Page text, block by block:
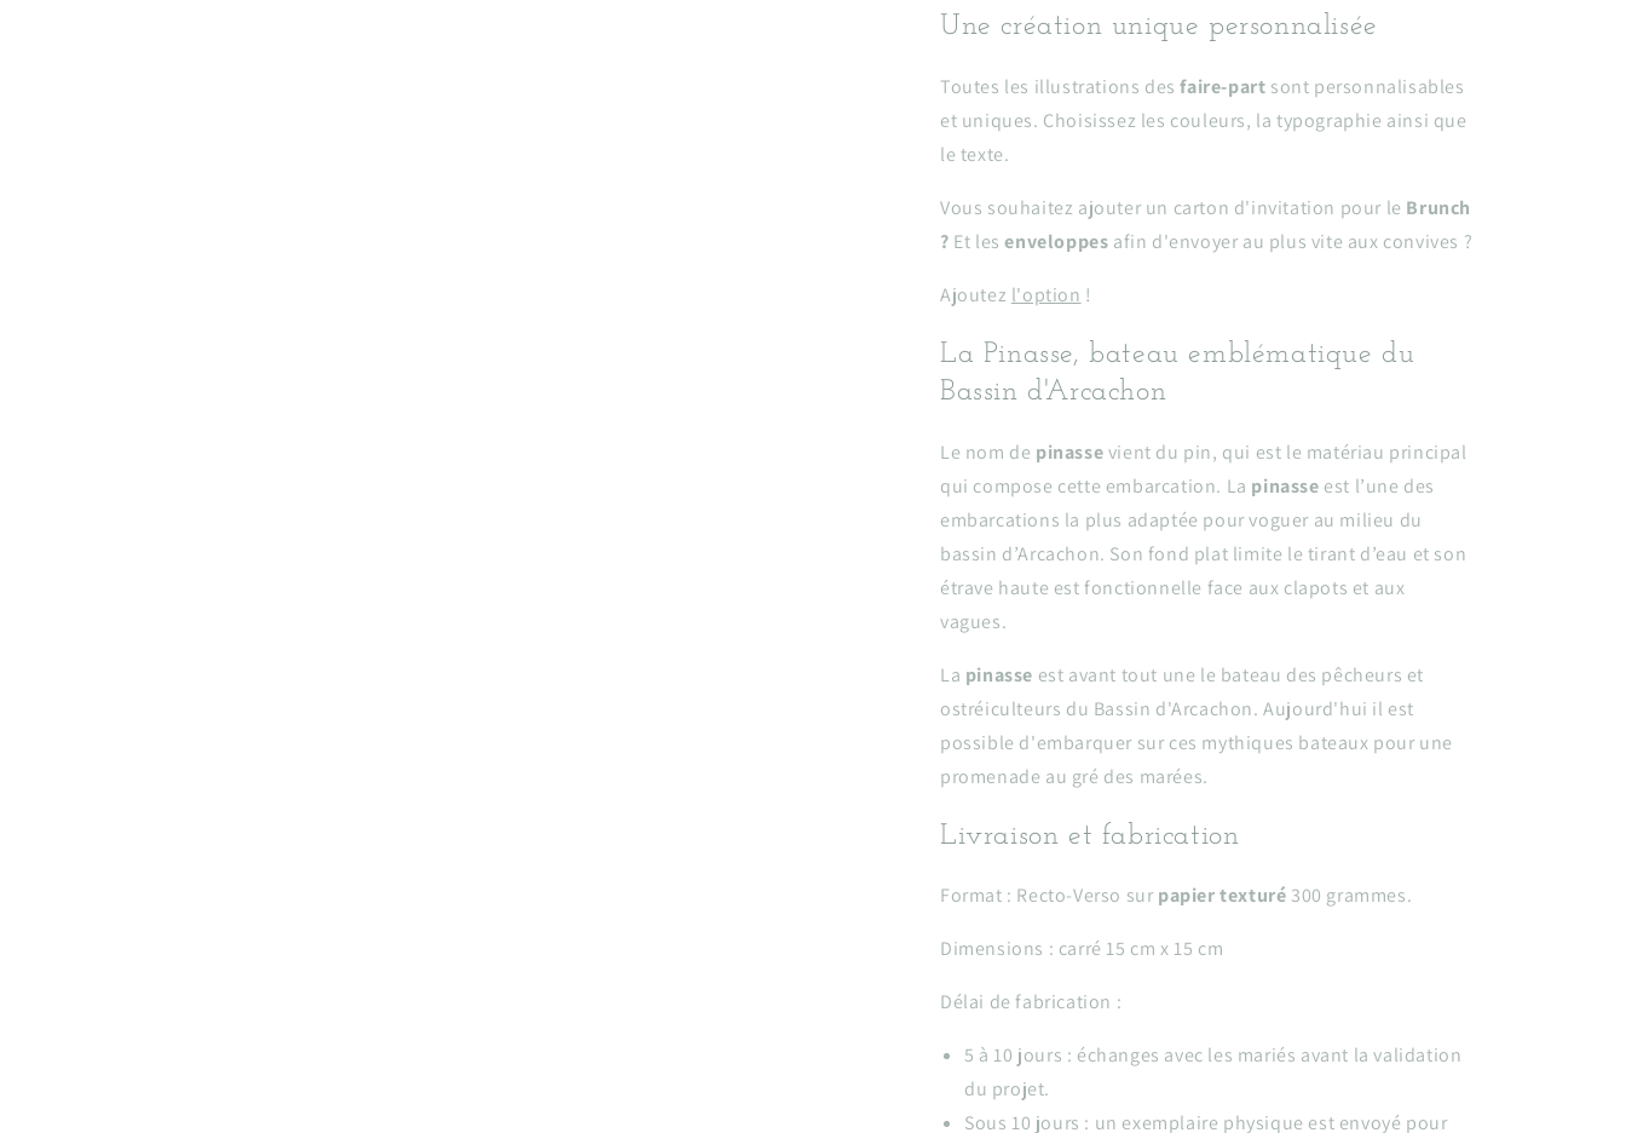
Une création unique personnalisée
Toutes les illustrations desfaire-part sont personnalisables
et uniques. Choisissez les couleurs, la typographie ainsi que
le texte.
Vous souhaitez ajouter un carton d'invitation pour le Brunch
? Et lesenveloppes afin d'envoyer au plus vite aux convives ?
Ajoutez l'option !
La Pinasse, bateau emblématique du
Bassin d'Arcachon
Le nom de pinassevient du pin, qui est le matériau principal
qui compose cette embarcation. La pinasse est l’une des
embarcations la plus adaptée pour voguer au milieu du
bassin d’Arcachon. Son fond plat limite le tirant d’eau et son
étrave haute est fonctionnelle face aux clapots et aux
vagues.
La pinasse est avant tout une le bateau des pêcheurs et
ostréiculteurs du Bassin d'Arcachon. Aujourd'hui il est
possible d'embarquer sur ces mythiques bateaux pour une
promenade au gré des marées.
Livraison et fabrication
Format : Recto-Verso surpapier texturé300 grammes.
Dimensions : carré 15 cm x 15 cm
Délai de fabrication :
5 à 10 jours : échanges avec les mariés avant la validation
du projet.
Sous 10 jours : un exemplaire physique est envoyé pour